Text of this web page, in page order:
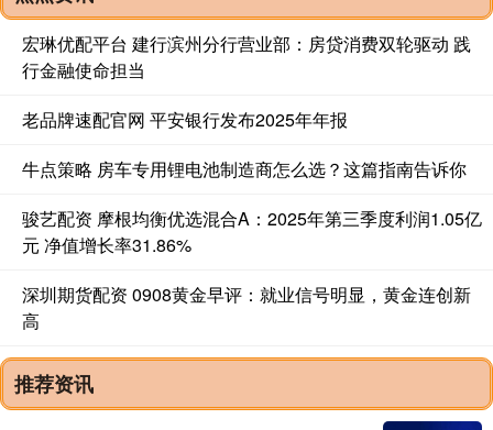
宏琳优配平台 建行滨州分行营业部：房贷消费双轮驱动 践
行金融使命担当
老品牌速配官网 平安银行发布2025年年报
牛点策略 房车专用锂电池制造商怎么选？这篇指南告诉你
骏艺配资 摩根均衡优选混合A：2025年第三季度利润1.05亿
元 净值增长率31.86%
深圳期货配资 0908黄金早评：就业信号明显，黄金连创新
高
推荐资讯